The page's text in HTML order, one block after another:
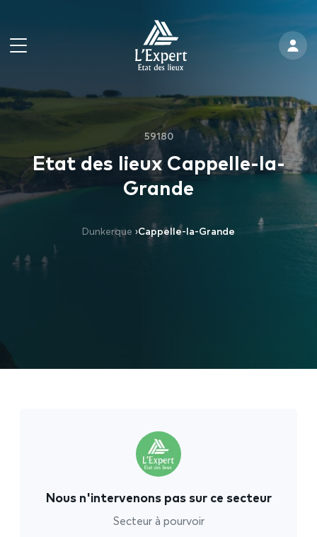
59180
Etat des lieux Cappelle-la-
Grande
Dunkerque ›Cappelle-la-Grande
Nous n'intervenons pas sur ce secteur
Secteur à pourvoir